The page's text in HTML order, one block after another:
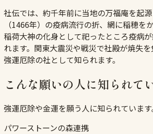
社伝では、約千年前に当地の万福庵を起
（1466年）の疫病流行の折、網に稲穂を
稲荷大神の化身として祀ったところ疫病
れます。関東大震災や戦災で社殿が焼失を
強運厄除の社として知られます。
こんな願いの人に知られて
強運厄除や金運を願う人に知られています
パワーストーンの森連携